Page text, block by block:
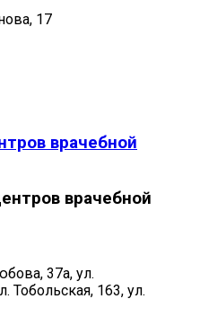
17
врачебной
37а, ул.
Тобольская, 163, ул.